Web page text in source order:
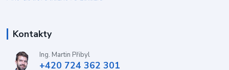
Kontakty
Ing. Martin Přibyl
+420 724 362 301